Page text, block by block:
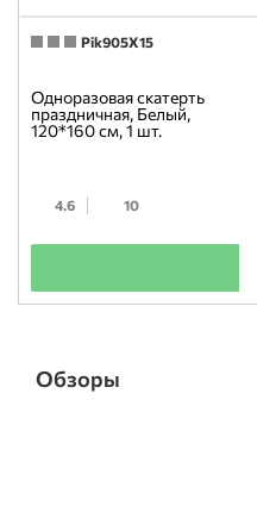
Pik905X15
Одноразовая скатерть
праздничная, Белый,
120*160 см, 1 шт.
4.6 10
Обзоры